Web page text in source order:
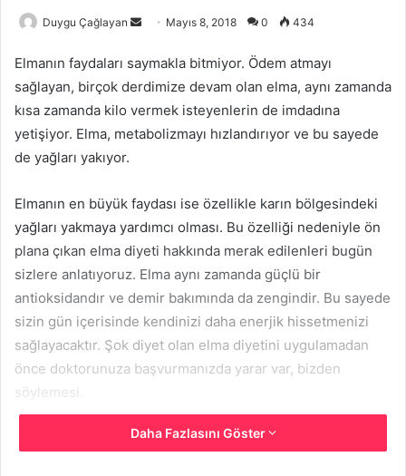
Duygu Çağlayan
Bir
posta
göndermek
Mayıs 8, 2018 0 434
Elmanın faydaları saymakla bitmiyor. Ödem atmayı
sağlayan, birçok derdimize devam olan elma, aynı zamanda
kısa zamanda kilo vermek isteyenlerin de imdadına
yetişiyor. Elma, metabolizmayı hızlandırıyor ve bu sayede
de yağları yakıyor.
Elmanın en büyük faydası ise özellikle karın bölgesindeki
yağları yakmaya yardımcı olması. Bu özelliği nedeniyle ön
plana çıkan elma diyeti hakkında merak edilenleri bugün
sizlere anlatıyoruz. Elma aynı zamanda güçlü bir
antioksidandır ve demir bakımında da zengindir. Bu sayede
sizin gün içerisinde kendinizi daha enerjik hissetmenizi
sağlayacaktır. Şok diyet olan elma diyetini uygulamadan
önce doktorunuza başvurmanızda yarar var, bizden
söylemesi.
Elma Diyeti Nedir?
Daha Fazlasını Göster